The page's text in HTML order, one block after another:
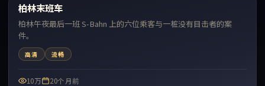
最新
柏林末班车
柏林午夜最后一班 S-Bahn 上的六位乘客与一桩没有目击者的案
件。
高清 流畅
10万 20个月前